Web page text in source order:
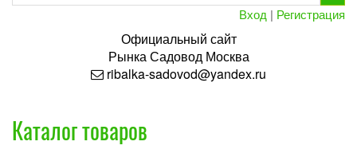
Вход | Регистрация
Официальный сайт
РынкаСадовод Москва
ribalka-sadovod@yandex.ru
Каталог товаров